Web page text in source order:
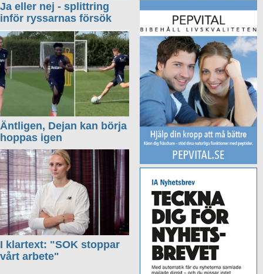
Ja eller nej - splittring
inför ryssarnas försök
Äntligen, Dejan kan börja
hoppas igen
I klartext: "SOK stoppar
vårt arbete"